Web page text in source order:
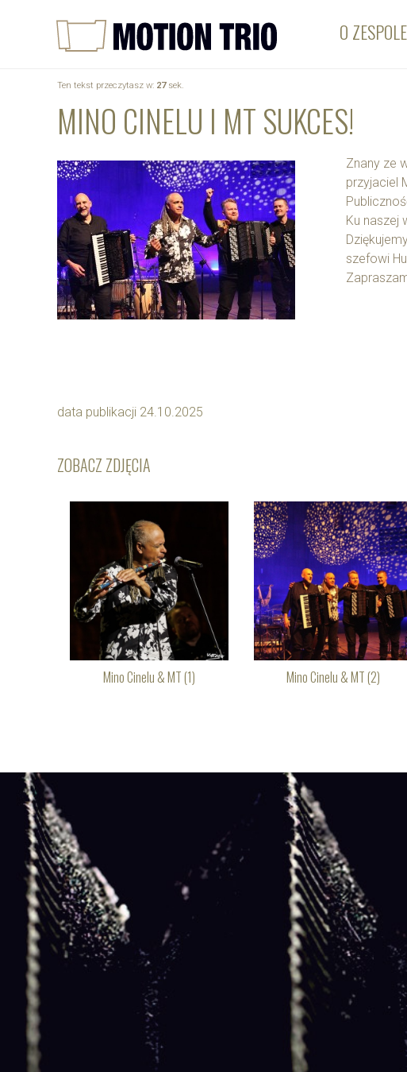
O ZESPOLE
Ten tekst przeczytasz w: 27sek.
MINO CINELU I MT SUKCES!
Znany ze
przyjaciel
Ku naszej
szefowi
data publikacji 24.10.2025
ZOBACZ ZDJĘCIA
Mino Cinelu & MT (1) Mino Cinelu & MT (2)